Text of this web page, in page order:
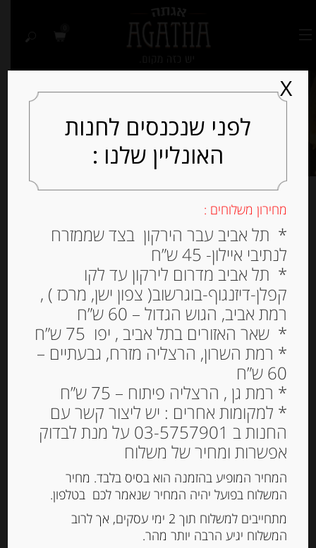
מציג תוצאה אחת
למיין לפי פופולריות
קרקר איטלקי עם מלח הימלאיה 150
גרם DE MORI
לפני שנכנסים לחנות
האונליין שלנו :
מחירון משלוחים :
* תל אביב עבר הירקון בצד שממזרח
לנתיבי איילון- 45 ש”ח
* תל אביב מדרום לירקון עד לקו
קפלן-דיזנגוף-בוגרשוב( צפון ישן, מרכז ) ,
רמת אביב, הגוש הגדול – 60 ש”ח
* שאר האזורים בתל אביב , יפו 75 ש”ח
* רמת השרון, הרצליה מזרח, גבעתיים –
60 ש”ח
* רמת גן , הרצליה פיתוח – 75 ש”ח
* למקומות אחרים : יש ליצור קשר עם
החנות ב 03-5757901 על מנת לבדוק
אפשרות ומחיר של משלוח
המחיר המופיע בהזמנה הוא בסיס בלבד. מחיר
המשלוח בפועל יהיה המחיר שנאמר לכם בטלפון.
מתחייבים למשלוח תוך 2 ימי עסקים, אך לרוב
המשלוח יגיע הרבה יותר מהר.
X